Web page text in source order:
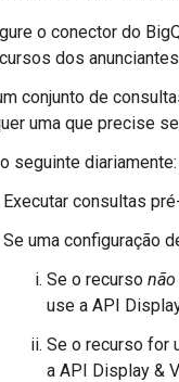
o conector do
dos
conjunto de
uma que precise
seguinte diariamente:
Executar consultas
Se uma configuração
Se o recurso não
use a API
Se o recurso for
a API Display &